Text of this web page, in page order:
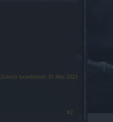
Zuletzt bearbeitet: 31 Mai 2023
#2